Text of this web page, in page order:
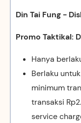
Din Tai Fung -
Promo Taktikal:
Hanya
Berlaku
minimum
transaksi
service